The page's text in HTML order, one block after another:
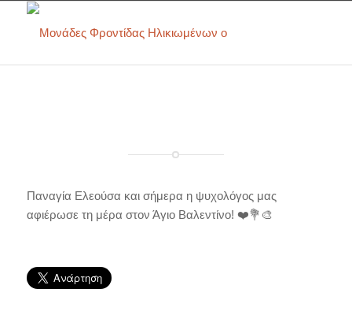
Παναγία Ελεούσα και σήμερα η ψυχολόγος μας
αφιέρωσε τη μέρα στον Άγιο Βαλεντίνο! ❤️💐🎨